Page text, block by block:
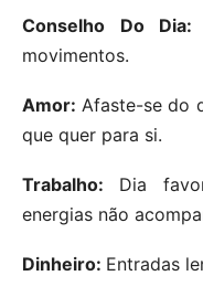
Conselho Do Dia:
movimentos.
Amor: Afaste-se do
que quer para si.
Trabalho: Dia
energias não
Dinheiro: Entradas